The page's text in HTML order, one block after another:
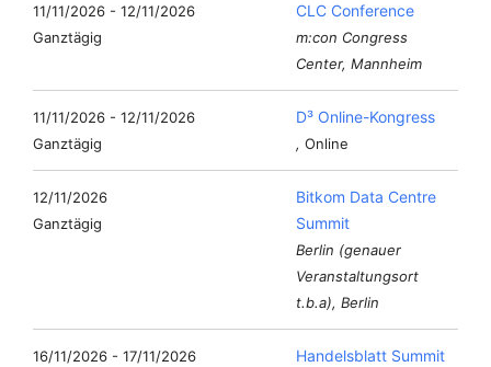
11/11/2026 - 12/11/2026
Ganztägig
CLC Conference
m:con Congress
Center, Mannheim
11/11/2026 - 12/11/2026
Ganztägig
D³ Online-Kongress
, Online
12/11/2026
Ganztägig
Bitkom Data Centre
Summit
Berlin (genauer
Veranstaltungsort
t.b.a), Berlin
16/11/2026 - 17/11/2026
Handelsblatt Summit